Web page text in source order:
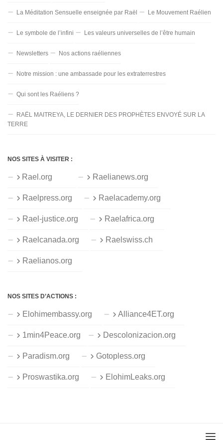
La Méditation Sensuelle enseignée par Raël Le Mouvement Raélien
Le symbole de l’infini Les valeurs universelles de l’être humain
Newsletters Nos actions raéliennes
Notre mission : une ambassade pour les extraterrestres
Qui sont les Raéliens ?
RAËL MAITREYA, LE DERNIER DES PROPHÈTES ENVOYÉ SUR LA
TERRE
NOS SITES À VISITER :
Rael.org Raelianews.org
Raelpress.org Raelacademy.org
Rael-justice.org Raelafrica.org
Raelcanada.org Raelswiss.ch
Raelianos.org
NOS SITES D’ACTIONS :
Elohimembassy.org Alliance4ET.org
1min4Peace.org Descolonizacion.org
Paradism.org Gotopless.org
Proswastika.org ElohimLeaks.org